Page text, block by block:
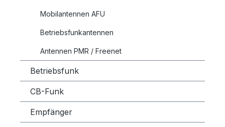
Mobilantennen AFU
Betriebsfunkantennen
Antennen PMR / Freenet
Betriebsfunk
CB-Funk
Empfänger